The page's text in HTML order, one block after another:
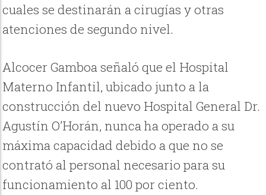
cuales se destinarán a cirugías y otras
atenciones de segundo nivel.
Alcocer Gamboa señaló que el Hospital
Materno Infantil, ubicado junto a la
construcción del nuevo Hospital General Dr.
Agustín O’Horán, nunca ha operado a su
máxima capacidad debido a que no se
contrató al personal necesario para su
funcionamiento al 100 por ciento.